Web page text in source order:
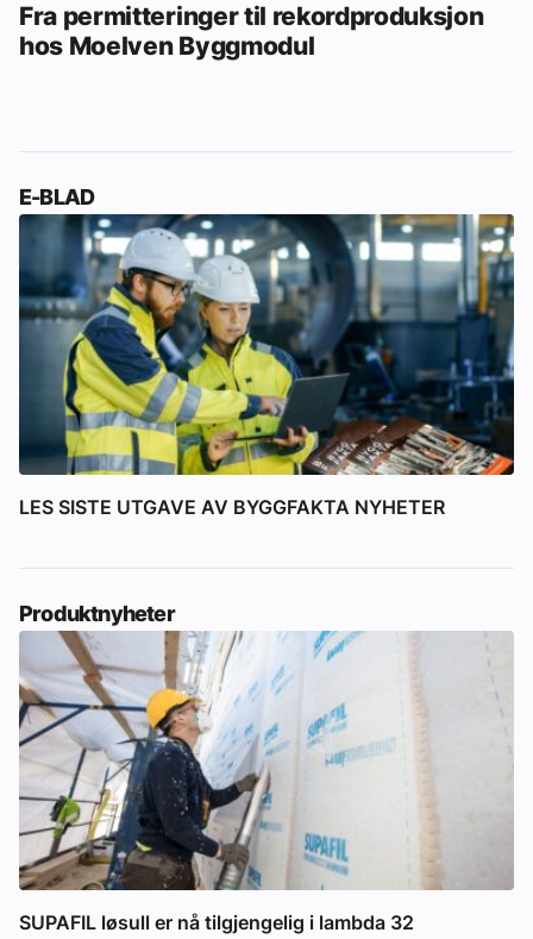
Fra permitteringer til rekordproduksjon
hos Moelven Byggmodul
E-BLAD
LES SISTE UTGAVE AV BYGGFAKTA NYHETER
Produktnyheter
SUPAFIL løsull er nå tilgjengelig i lambda 32